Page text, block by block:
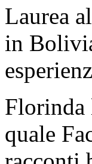
Laurea
in
Florinda
quale